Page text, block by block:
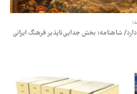
شاهنامه؛ بخش جدایی‌ناپذیر فرهنگ ایرانی